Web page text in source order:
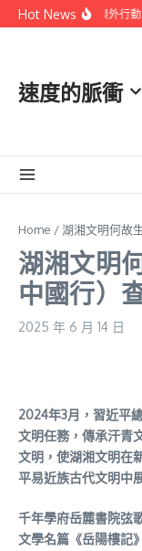
Skip to content
Hot News村落復興外行動
速度的脈衝
Home /湖湘文明何故
湖湘文明
中國行）
2025 年 6 月 14 日
2024年3月，習近平
文明任務，傳承汗青
文明，使湖湘文明在
平易近族古代文明中
千年學府岳麓書院弦
文學名篇《岳陽樓記